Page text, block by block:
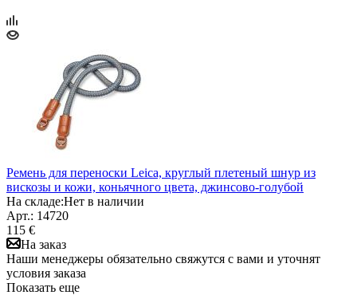
Ремень для переноски Leica, круглый плетеный шнур из
вискозы и кожи, коньячного цвета, джинсово-голубой
На складе:Нет в наличии
Арт.: 14720
115 €
На заказ
Наши менеджеры обязательно свяжутся с вами и уточнят
условия заказа
Показать еще